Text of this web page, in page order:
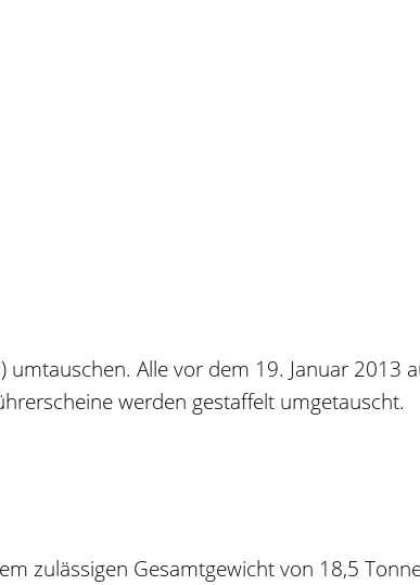
Alle vor dem 19. Januar 2013
werden gestaffelt umgetauscht.
zulässigen Gesamtgewicht von 18,5